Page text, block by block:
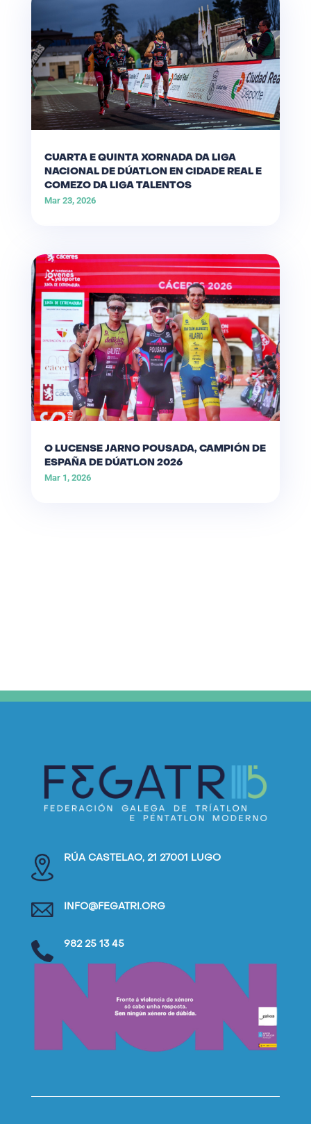
CUARTA E QUINTA XORNADA DA LIGA
NACIONAL DE DÚATLON EN CIDADE REAL E
COMEZO DA LIGA TALENTOS
Mar 23, 2026
O LUCENSE JARNO POUSADA, CAMPIÓN DE
ESPAÑA DE DÚATLON 2026
Mar 1, 2026
RÚA CASTELAO, 21 27001 LUGO
INFO@FEGATRI.ORG
982 25 13 45